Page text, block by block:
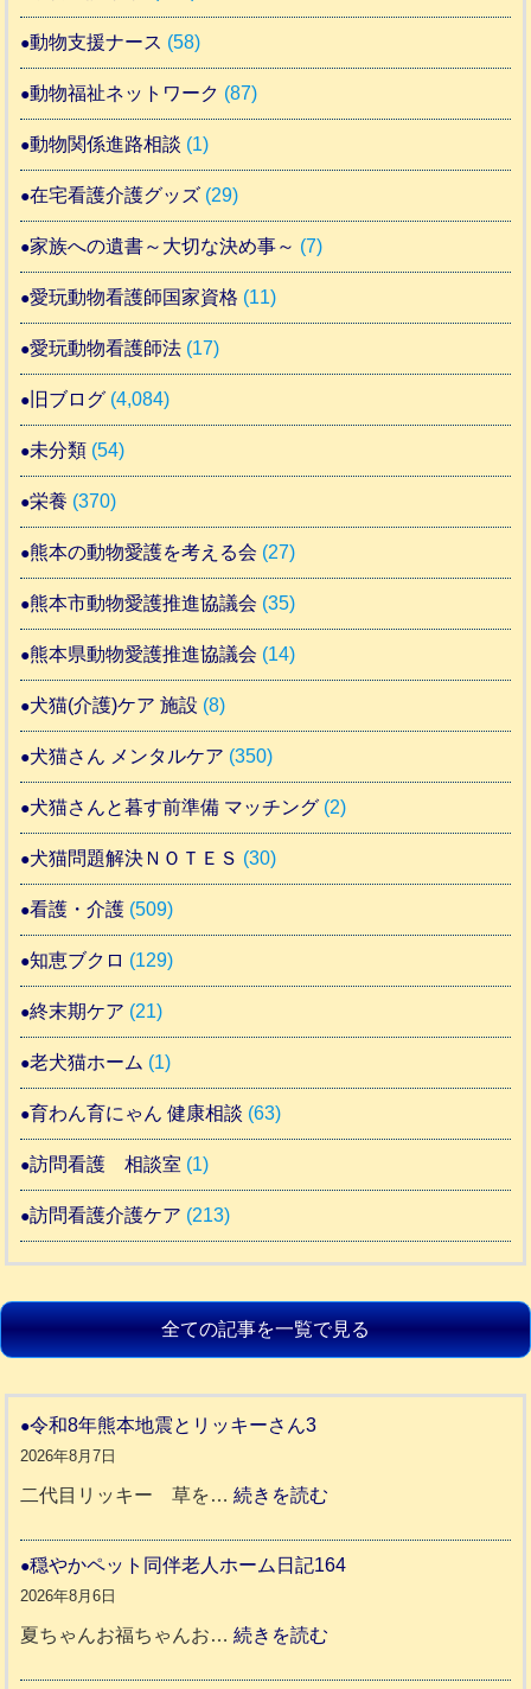
動物支援ナース (58)
動物福祉ネットワーク (87)
動物関係進路相談 (1)
在宅看護介護グッズ (29)
家族への遺書～大切な決め事～ (7)
愛玩動物看護師国家資格 (11)
愛玩動物看護師法 (17)
旧ブログ (4,084)
未分類 (54)
栄養 (370)
熊本の動物愛護を考える会 (27)
熊本市動物愛護推進協議会 (35)
熊本県動物愛護推進協議会 (14)
犬猫(介護)ケア 施設 (8)
犬猫さん メンタルケア (350)
犬猫さんと暮す前準備 マッチング (2)
犬猫問題解決ＮＯＴＥＳ (30)
看護・介護 (509)
知恵ブクロ (129)
終末期ケア (21)
老犬猫ホーム (1)
育わん育にゃん 健康相談 (63)
訪問看護 相談室 (1)
訪問看護介護ケア (213)
全ての記事を一覧で見る
令和8年熊本地震とリッキーさん3
2026年8月7日
二代目リッキー 草を…続きを読む
和
穏やかペット同伴老人ホーム日記164
2026年8月6日
夏ちゃんお福ちゃんお…続きを読む